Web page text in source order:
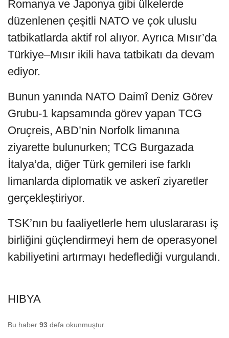
Romanya ve Japonya gibi ülkelerde
düzenlenen çeşitli NATO ve çok uluslu
tatbikatlarda aktif rol alıyor. Ayrıca Mısır’da
Türkiye–Mısır ikili hava tatbikatı da devam
ediyor.
Bunun yanında NATO Daimî Deniz Görev
Grubu-1 kapsamında görev yapan TCG
Oruçreis, ABD’nin Norfolk limanına
ziyarette bulunurken; TCG Burgazada
İtalya’da, diğer Türk gemileri ise farklı
limanlarda diplomatik ve askerî ziyaretler
gerçekleştiriyor.
TSK’nın bu faaliyetlerle hem uluslararası iş
birliğini güçlendirmeyi hem de operasyonel
kabiliyetini artırmayı hedeflediği vurgulandı.
HIBYA
Bu haber 93 defa okunmuştur.